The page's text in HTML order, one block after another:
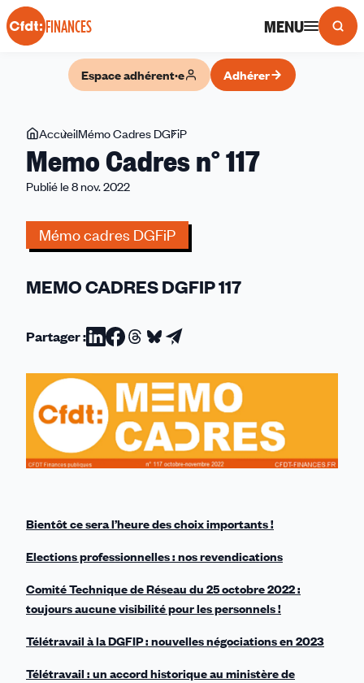
Panneau de gestion des cookies
FINANCES MENU
Espace adhérent·e Adhérer
Vous
êtes
ici
AccueilMémo Cadres DGFiP
Cadres
Memo Cadres n° 117
Publié le 8 nov. 2022
Mémo cadres DGFiP
MEMO CADRES DGFIP 117
Partager :Partager
sur
Linkedin
Partager
sur
Facebook
Partager
sur
Threads
Partager
sur
Bluesky
Partager
par
email
Bientôt ce sera l’heure des choix importants !
Elections professionnelles : nos revendications
Comité Technique de Réseau du 25 octobre 2022 :
toujours aucune visibilité pour les personnels !
Télétravail à la DGFIP : nouvelles négociations en 2023
Télétravail : un accord historique au ministère de